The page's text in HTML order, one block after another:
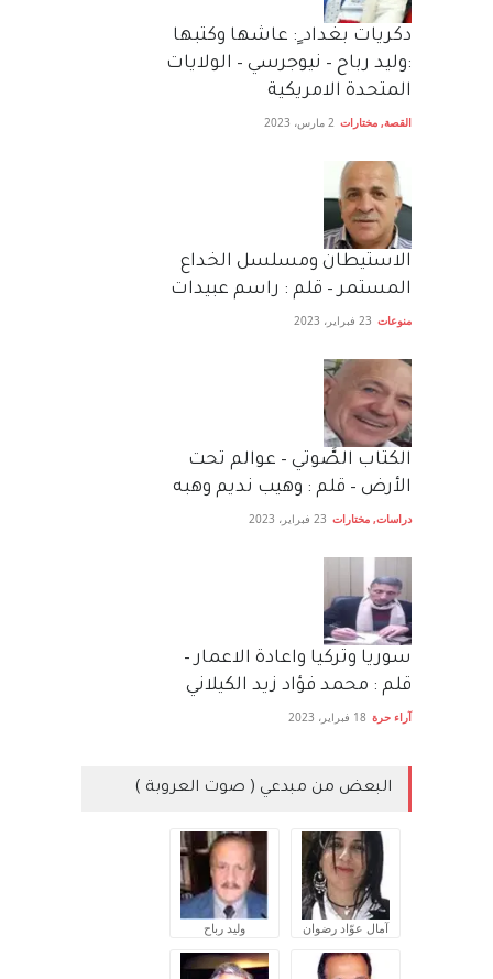
دكريات بغداد ٍ: عاشها وكتبها
:وليد رباح – نيوجرسي – الولايات
المتحدة الامريكية
القصة, مختارات 2 مارس، 2023
الاستيطان ومسلسل الخداع
المستمر – قلم : راسم عبيدات
منوعات 23 فبراير، 2023
الكتاب الصَّوتي – عوالم تحت
الأرض – قلم : وهيب نديم وهبه
دراسات, مختارات 23 فبراير، 2023
سوريا وتركيا واعادة الاعمار –
قلم : محمد فؤاد زيد الكيلاني
آراء حرة 18 فبراير، 2023
البعض من مبدعي ( صوت العروبة )
آمال عوّاد رضوان وليد رباح